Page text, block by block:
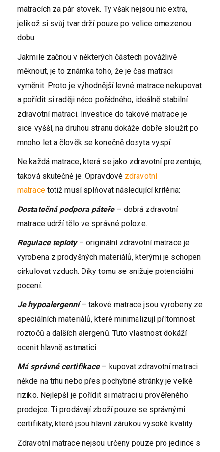
matracích za pár stovek. Ty však nejsou nic extra,
jelikož si svůj tvar drží pouze po velice omezenou
dobu.
Jakmile začnou v některých částech povážlivě
měknout, je to známka toho, že je čas matraci
vyměnit. Proto je výhodnější levné matrace nekupovat
a pořídit si raději něco pořádného, ideálně stabilní
zdravotní matraci. Investice do takové matrace je
sice vyšší, na druhou stranu dokáže dobře sloužit po
mnoho let a člověk se konečně dosyta vyspí.
Ne každá matrace, která se jako zdravotní prezentuje,
taková skutečně je. Opravdové zdravotní
matracetotiž musí splňovat následující kritéria:
Dostatečná podpora páteře– dobrá zdravotní
matrace udrží tělo ve správné poloze.
Regulace teploty– originální zdravotní matrace je
vyrobena z prodyšných materiálů, kterými je schopen
cirkulovat vzduch. Díky tomu se snižuje potenciální
pocení.
Je hypoalergenní– takové matrace jsou vyrobeny ze
speciálních materiálů, které minimalizují přítomnost
roztočů a dalších alergenů. Tuto vlastnost dokáží
ocenit hlavně astmatici.
Má správné certifikace– kupovat zdravotní matraci
někde na trhu nebo přes pochybné stránky je velké
riziko. Nejlepší je pořídit si matraci u prověřeného
prodejce. Ti prodávají zboží pouze se správnými
certifikáty, které jsou hlavní zárukou vysoké kvality.
Zdravotní matrace nejsou určeny pouze pro jedince s